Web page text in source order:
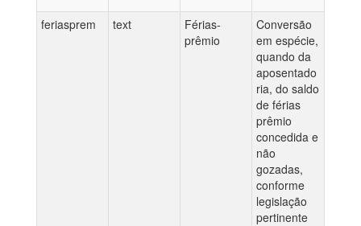
feriasprem text
Férias-
prêmio
Conversão
em espécie,
quando da
aposentado
ria, do saldo
de férias
prêmio
concedida e
não
gozadas,
conforme
legislação
pertinente